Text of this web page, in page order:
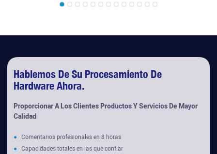
Codificadores Inductivos
Hablemos De Su Procesamiento De
Hardware Ahora.
Proporcionar A Los Clientes Productos Y Servicios De Mayor
Calidad
● Comentarios profesionales en 8 horas
● Capacidades totales en las que confiar